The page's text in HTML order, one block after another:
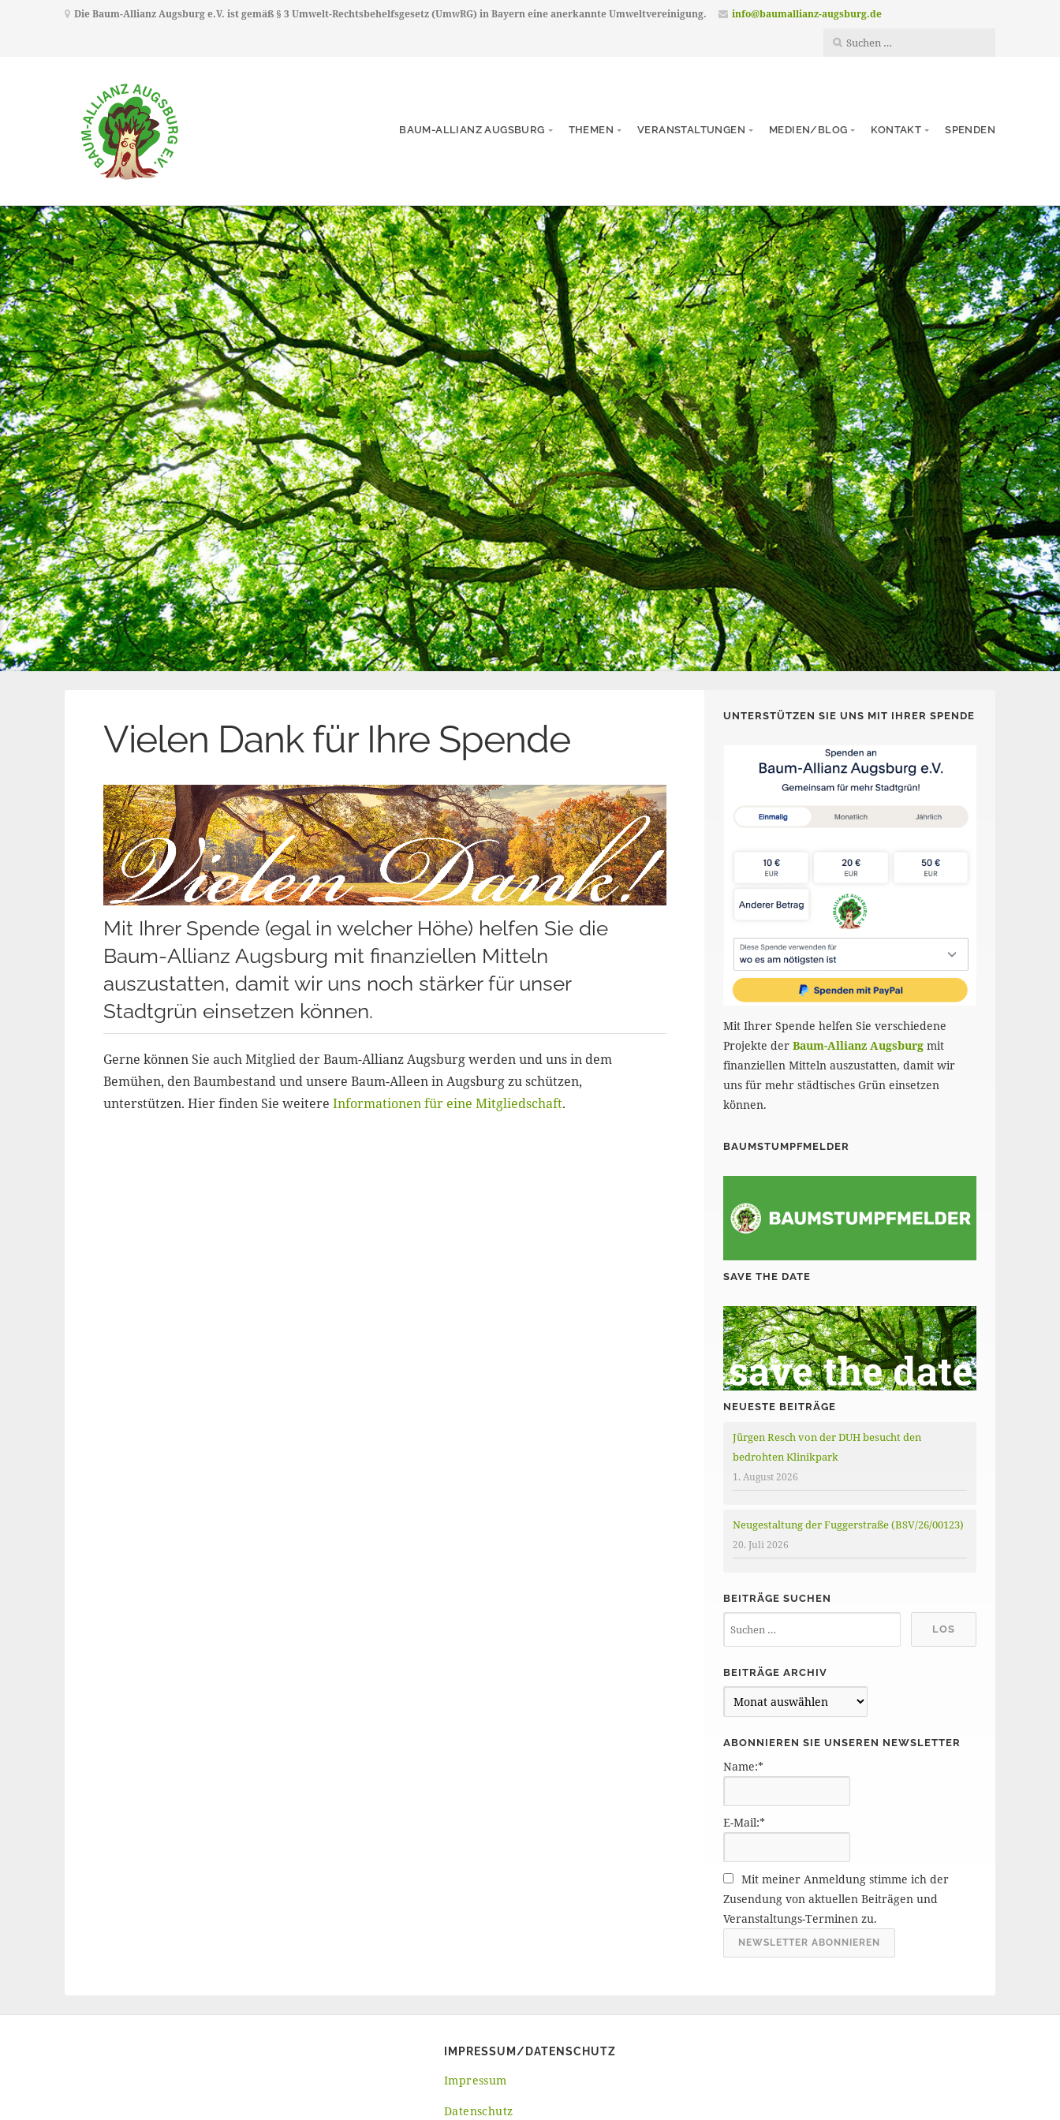
Die Baum-Allianz Augsburg e.V. ist gemäß § 3 Umwelt-Rechtsbehelfsgesetz (UmwRG) in Bayern eine anerkannte Umweltvereinigung. info@baumallianz-augsburg.de
BAUM-ALLIANZ AUGSBURG THEMEN VERANSTALTUNGEN MEDIEN/BLOG KONTAKT SPENDEN
Vielen Dank für Ihre Spende
Mit Ihrer Spende (egal in welcher Höhe) helfen Sie die
Baum-Allianz Augsburg mit finanziellen Mitteln
auszustatten, damit wir uns noch stärker für unser
Stadtgrün einsetzen können.
Gerne können Sie auch Mitglied der Baum-Allianz Augsburg werden und uns in dem
Bemühen, den Baumbestand und unsere Baum-Alleen in Augsburg zu schützen,
unterstützen. Hier finden Sie weitere Informationen für eine Mitgliedschaft.
UNTERSTÜTZEN SIE UNS MIT IHRER SPENDE
Mit Ihrer Spende helfen Sie verschiedene
Projekte derBaum-Allianz Augsburg mit
finanziellen Mitteln auszustatten, damit wir
uns für mehr städtisches Grün einsetzen
können.
BAUMSTUMPFMELDER
SAVE THE DATE
NEUESTE BEITRÄGE
Jürgen Resch von der DUH besucht den
bedrohten Klinikpark
1. August 2026
Neugestaltung der Fuggerstraße (BSV/26/00123)
20. Juli 2026
BEITRÄGE SUCHEN
BEITRÄGE ARCHIV
e
r
e
r
c
h
i
ABONNIEREN SIE UNSEREN NEWSLETTER
Name:*
E-Mail:*
Mit meiner Anmeldung stimme ich der
Zusendung von aktuellen Beiträgen und
Veranstaltungs-Terminen zu.
IMPRESSUM/DATENSCHUTZ
Impressum
Datenschutz